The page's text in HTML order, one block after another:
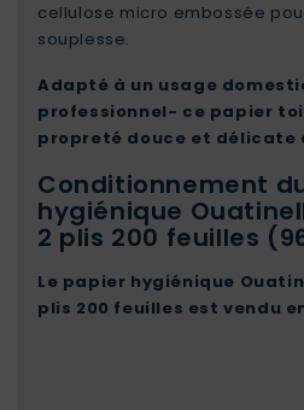
cellulose micro embossée
souplesse.
Adapté à un usage
professionnel- ce papier
propreté douce et délicate
Conditionnement
hygiénique
2 plis 200 feuilles
Le papier hygiénique
plis 200 feuilles est vendu